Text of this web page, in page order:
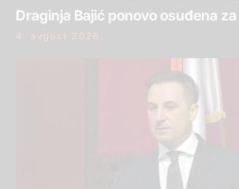
Draginja Bajić ponovo osuđena
4. avgust 2026.